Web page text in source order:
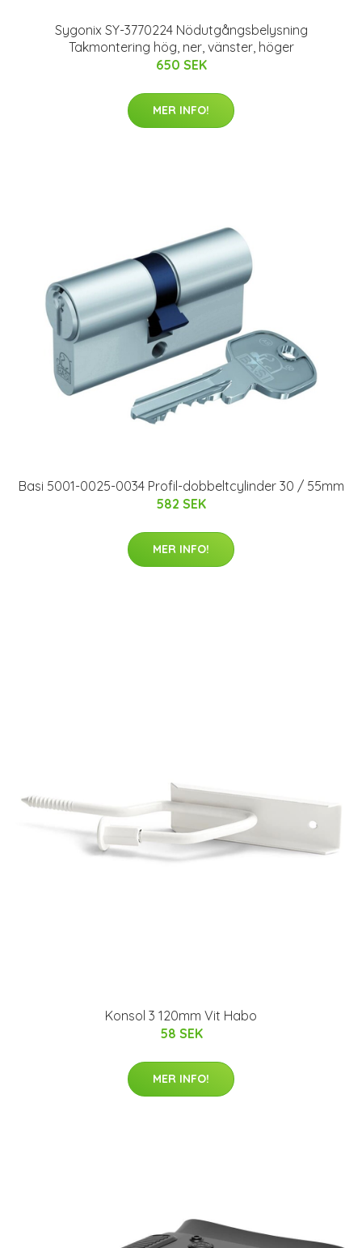
Sygonix SY-3770224 Nödutgångsbelysning
Takmontering hög, ner, vänster, höger
650 SEK
MER INFO!
Basi 5001-0025-0034 Profil-dobbeltcylinder 30 / 55mm
582 SEK
MER INFO!
Konsol 3 120mm Vit Habo
58 SEK
MER INFO!